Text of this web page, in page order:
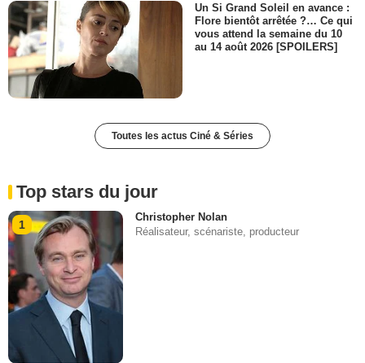
Un Si Grand Soleil en avance :
Flore bientôt arrêtée ?… Ce qui
vous attend la semaine du 10
au 14 août 2026 [SPOILERS]
Toutes les actus Ciné & Séries
Top stars du jour
1
Christopher Nolan
Réalisateur, scénariste, producteur